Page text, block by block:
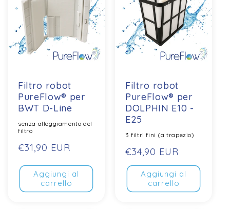
Filtro robot
PureFlow® per
BWT D-Line
senza alloggiamento del
filtro
Prezzo
€31,90 EUR
Aggiungi al
carrello
Filtro robot
PureFlow® per
DOLPHIN E10 -
E25
3 filtri fini (a trapezio)
Prezzo
normale
€34,90 EUR
Aggiungi al
carrello